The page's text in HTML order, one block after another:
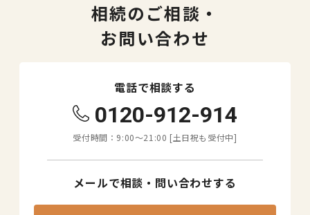
相続のご相談・
お問い合わせ
電話で相談する
0120-912-914
受付時間：9:00〜21:00 [土日祝も受付中]
メールで相談・問い合わせする